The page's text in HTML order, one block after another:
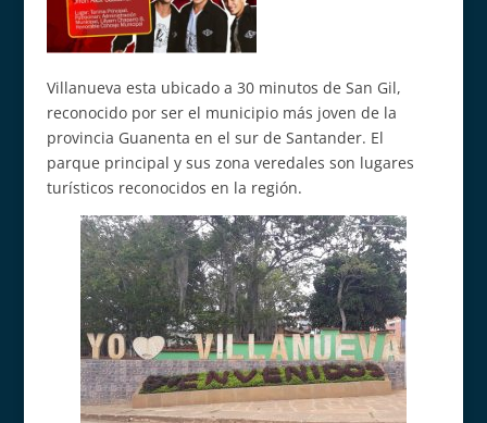
Villanueva esta ubicado a 30 minutos de San Gil,
reconocido por ser el municipio más joven de la
provincia Guanenta en el sur de Santander. El
parque principal y sus zona veredales son lugares
turísticos reconocidos en la región.